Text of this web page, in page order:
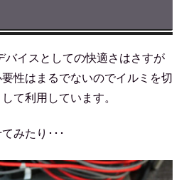
バイスとしての快適さはさすが
性はまるでないのでイルミを切
て利用しています。
みたり･･･